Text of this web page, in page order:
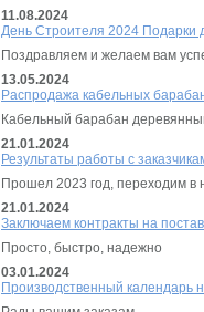
11.08.2024
День Строителя 2024 Подарки
Поздравляем и желаем вам
13.05.2024
Распродажа кабельных
Кабельный барабан
21.01.2024
Результаты работы с
Прошел 2023 год, переходим в
21.01.2024
Заключаем контракты на
Просто, быстро, надежно
03.01.2024
Производственный календарь